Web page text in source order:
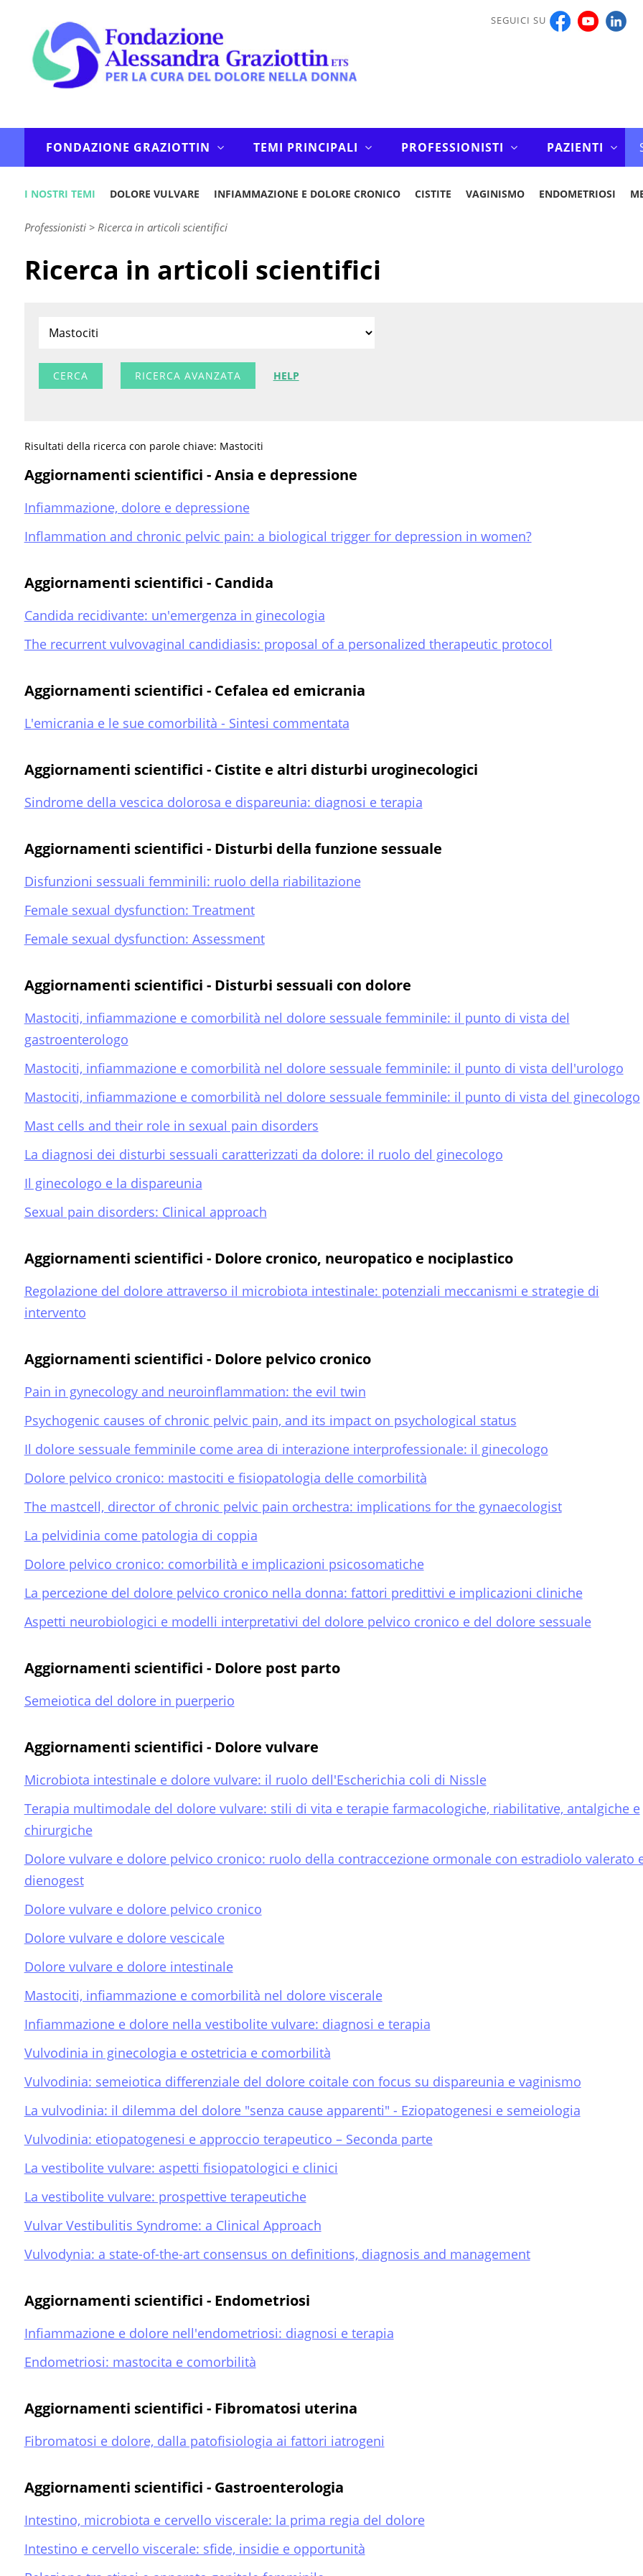
SEGUICI SU
FONDAZIONE GRAZIOTTIN TEMI PRINCIPALI PROFESSIONISTI PAZIENTI
I NOSTRI TEMI DOLORE VULVARE INFIAMMAZIONE E DOLORE CRONICO CISTITE VAGINISMO ENDOMETRIOSI
Professionisti> Ricerca in articoli scientifici
Ricerca in articoli scientifici
RICERCA AVANZATA HELP
Risultati della ricerca con parole chiave: Mastociti
Aggiornamenti scientifici - Ansia e depressione
Infiammazione, dolore e depressione
Inflammation and chronic pelvic pain: a biological trigger for depression in women?
Aggiornamenti scientifici - Candida
Candida recidivante: un'emergenza in ginecologia
The recurrent vulvovaginal candidiasis: proposal of a personalized therapeutic protocol
Aggiornamenti scientifici - Cefalea ed emicrania
L'emicrania e le sue comorbilità - Sintesi commentata
Aggiornamenti scientifici - Cistite e altri disturbi uroginecologici
Sindrome della vescica dolorosa e dispareunia: diagnosi e terapia
Aggiornamenti scientifici - Disturbi della funzione sessuale
Disfunzioni sessuali femminili: ruolo della riabilitazione
Female sexual dysfunction: Treatment
Female sexual dysfunction: Assessment
Aggiornamenti scientifici - Disturbi sessuali con dolore
Mastociti, infiammazione e comorbilità nel dolore sessuale femminile: il punto di vista del
gastroenterologo
Mastociti, infiammazione e comorbilità nel dolore sessuale femminile: il punto di vista dell'urologo
Mastociti, infiammazione e comorbilità nel dolore sessuale femminile: il punto di vista del ginecologo
Mast cells and their role in sexual pain disorders
La diagnosi dei disturbi sessuali caratterizzati da dolore: il ruolo del ginecologo
Il ginecologo e la dispareunia
Sexual pain disorders: Clinical approach
Aggiornamenti scientifici - Dolore cronico, neuropatico e nociplastico
Regolazione del dolore attraverso il microbiota intestinale: potenziali meccanismi e strategie di
intervento
Aggiornamenti scientifici - Dolore pelvico cronico
Pain in gynecology and neuroinflammation: the evil twin
Psychogenic causes of chronic pelvic pain, and its impact on psychological status
Il dolore sessuale femminile come area di interazione interprofessionale: il ginecologo
Dolore pelvico cronico: mastociti e fisiopatologia delle comorbilità
The mastcell, director of chronic pelvic pain orchestra: implications for the gynaecologist
La pelvidinia come patologia di coppia
Dolore pelvico cronico: comorbilità e implicazioni psicosomatiche
La percezione del dolore pelvico cronico nella donna: fattori predittivi e implicazioni cliniche
Aspetti neurobiologici e modelli interpretativi del dolore pelvico cronico e del dolore sessuale
Aggiornamenti scientifici - Dolore post parto
Semeiotica del dolore in puerperio
Aggiornamenti scientifici - Dolore vulvare
Microbiota intestinale e dolore vulvare: il ruolo dell'Escherichia coli di Nissle
Terapia multimodale del dolore vulvare: stili di vita e terapie farmacologiche, riabilitative, antalgiche e
chirurgiche
Dolore vulvare e dolore pelvico cronico: ruolo della contraccezione ormonale con estradiolo valerato
dienogest
Dolore vulvare e dolore pelvico cronico
Dolore vulvare e dolore vescicale
Dolore vulvare e dolore intestinale
Mastociti, infiammazione e comorbilità nel dolore viscerale
Infiammazione e dolore nella vestibolite vulvare: diagnosi e terapia
Vulvodinia in ginecologia e ostetricia e comorbilità
Vulvodinia: semeiotica differenziale del dolore coitale con focus su dispareunia e vaginismo
La vulvodinia: il dilemma del dolore "senza cause apparenti" - Eziopatogenesi e semeiologia
Vulvodinia: etiopatogenesi e approccio terapeutico – Seconda parte
La vestibolite vulvare: aspetti fisiopatologici e clinici
La vestibolite vulvare: prospettive terapeutiche
Vulvar Vestibulitis Syndrome: a Clinical Approach
Vulvodynia: a state-of-the-art consensus on definitions, diagnosis and management
Aggiornamenti scientifici - Endometriosi
Infiammazione e dolore nell'endometriosi: diagnosi e terapia
Endometriosi: mastocita e comorbilità
Aggiornamenti scientifici - Fibromatosi uterina
Fibromatosi e dolore, dalla patofisiologia ai fattori iatrogeni
Aggiornamenti scientifici - Gastroenterologia
Intestino, microbiota e cervello viscerale: la prima regia del dolore
Intestino e cervello viscerale: sfide, insidie e opportunità